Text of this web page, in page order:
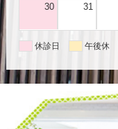
30 31
休診日 午後休